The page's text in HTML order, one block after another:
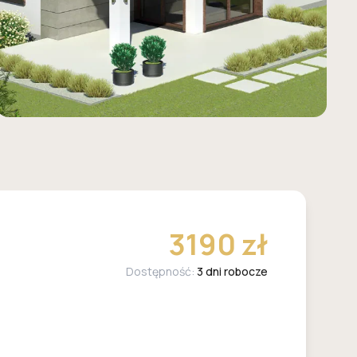
3190 zł
Dostępność: 3 dni robocze